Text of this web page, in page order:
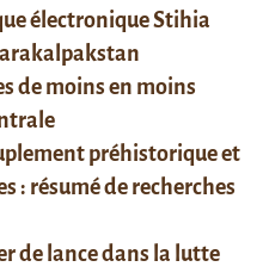
électronique Stihia
de moins en moins
préhistorique et
: résumé de recherches
de lance dans la lutte